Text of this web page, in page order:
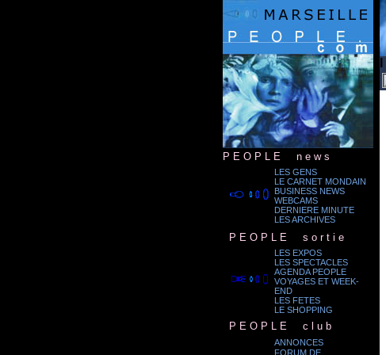
P E O P L E n e w s
LES GENS
LE CARNET MONDAIN
BUSINESS NEWS
WEBCAMS
DERNIERE MINUTE
LES ARCHIVES
P E O P L E s o r t i e
LES EXPOS
LES SPECTACLES
AGENDA PEOPLE
VOYAGES ET WEEK-
END
LES FETES
LE SHOPPING
P E O P L E c l u b
ANNONCES
FORUM DE